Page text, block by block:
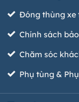
Đóng thùng xe
Chính sách
Chăm sóc
Phụ tùng &